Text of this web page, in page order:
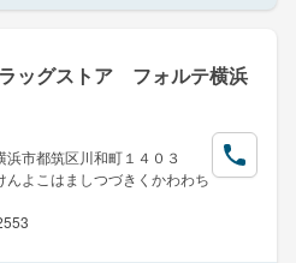
ッグストア フォルテ横浜
浜市都筑区川和町１４０３
んよこはましつづきくかわわち